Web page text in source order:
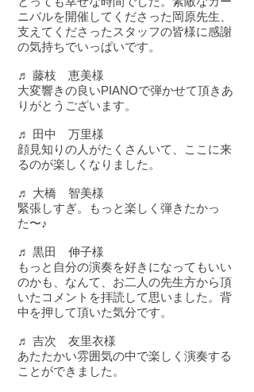
ニバルを開催してくださった岡原先生、
支えてくださったスタッフの皆様に感謝
の気持ちでいっぱいです。
♬ 藤枝 恵美様
大変響きの良いPIANOで弾かせて頂きあ
りがとうございます。
♬ 田中 万里様
顔見知りの人がたくさんいて、ここに来
るのが楽しくなりました。
♬ 大橋 智美様
緊張しすぎ。もっと楽しく弾きたかっ
た〜♪
♬ 黒田 伸子様
もっと自分の演奏を好きになってもいい
のかも、なんて、お二人の先生方から頂
いたコメントを拝読して思いました。背
中を押して頂いた気分です。
♬ 吉次 友里衣様
あたたかい雰囲気の中で楽しく演奏する
ことができました。